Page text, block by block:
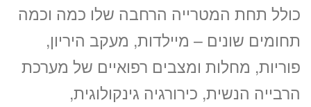
כולל תחת המטרייה הרחבה שלו כמה וכמה
תחומים שונים – מיילדות, מעקב היריון,
פוריות, מחלות ומצבים רפואיים של מערכת
הרבייה הנשית, כירורגיה גינקולוגית,